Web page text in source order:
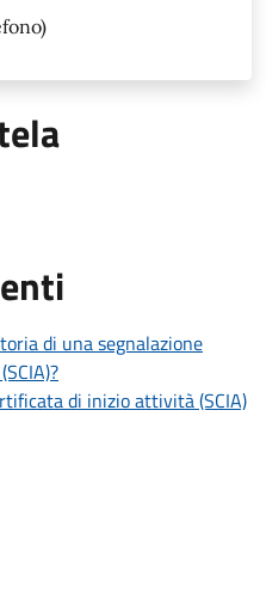
di una segnalazione
di inizio attività (SCIA)